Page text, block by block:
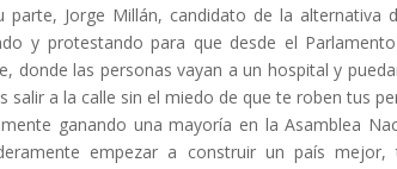
parte, Jorge Millán, candidato de la alternativa
y protestando para que desde el
donde las personas vayan a un hospital y
salir a la calle sin el miedo de que te roben tus
ganando una mayoría en la Asamblea
empezar a construir un país